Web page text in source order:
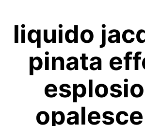
liquido
pinata